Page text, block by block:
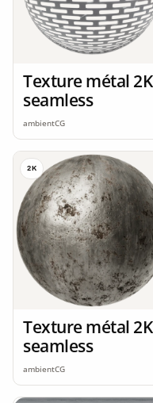
Texture métal 2K
seamless
ambientCG
2K
Texture métal 2K
seamless
ambientCG